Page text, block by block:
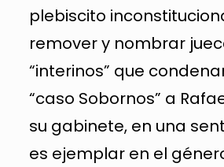
plebiscito
remover y nombrar
“interinos” que
“caso Sobornos” a
su gabinete, en una
es ejemplar en el